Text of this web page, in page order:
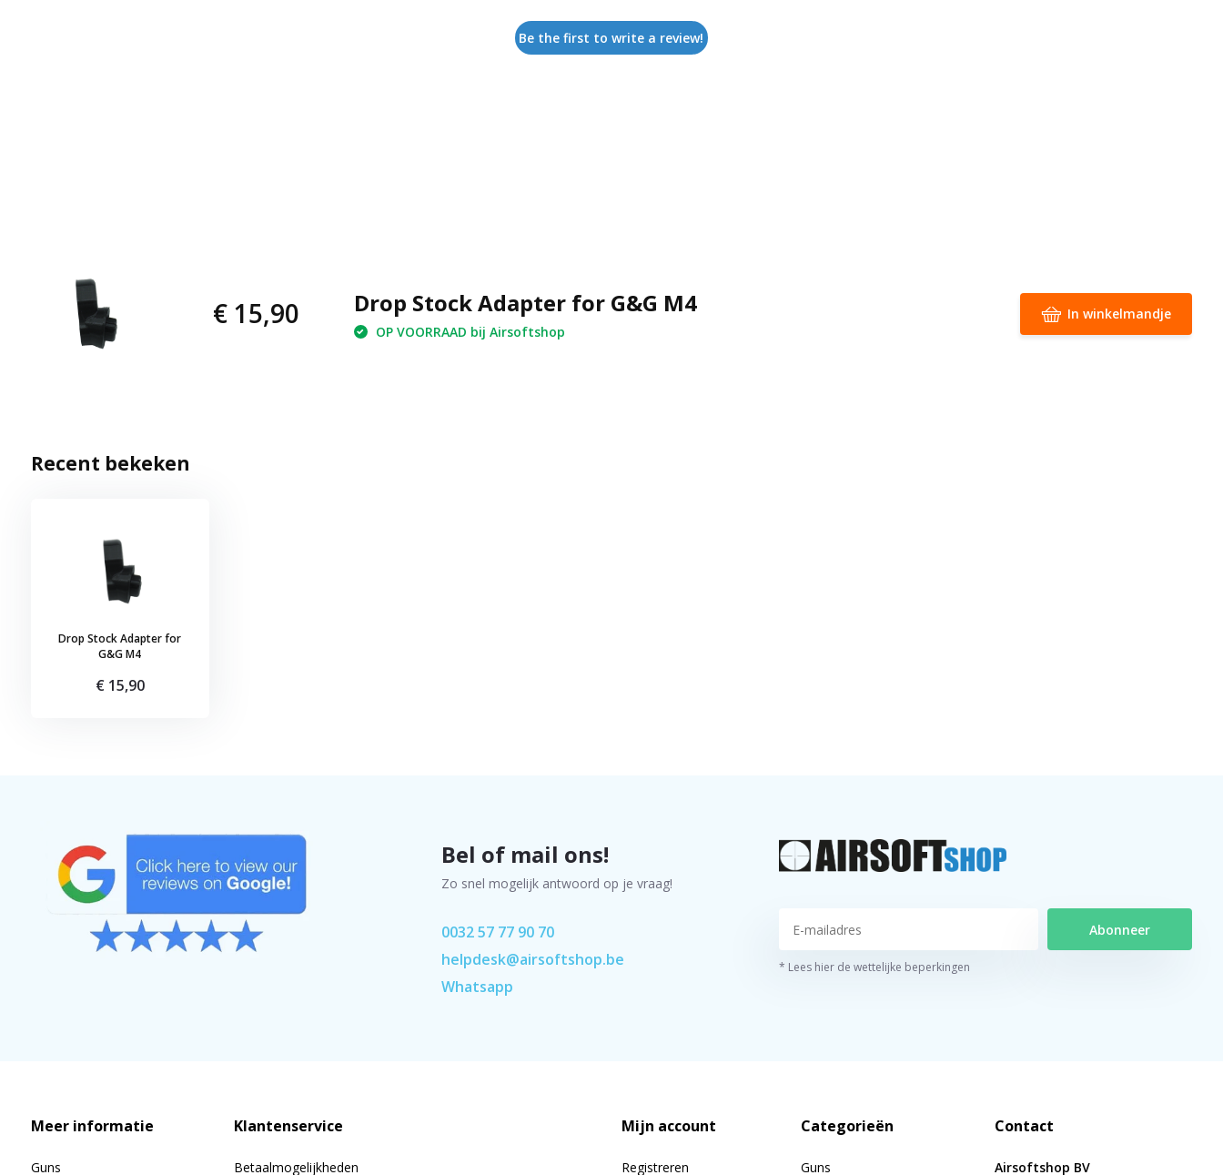
Be the first to write a review!
€ 15,90 Drop Stock Adapter for G&G M4
OP VOORRAAD bij Airsoftshop
In winkelmandje
Recent bekeken
Drop Stock Adapter for
G&G M4
€ 15,90
Bel of mail ons!
Zo snel mogelijk antwoord op je vraag!
0032 57 77 90 70
helpdesk@airsoftshop.be
Whatsapp
Abonneer
* Lees hier de wettelijke beperkingen
Meer informatie
Guns
Klantenservice
Betaalmogelijkheden
Mijn account
Registreren
Categorieën
Guns
Contact
Airsoftshop BV